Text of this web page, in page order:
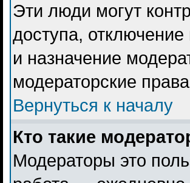
Эти люди могут
доступа, отключение
и назначение
модераторские
Вернуться к началу
Кто такие
Модераторы это